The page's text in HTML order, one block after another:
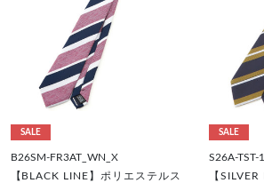
SALE
B26SM-FR3AT_WN_X
【BLACK LINE】ポリエステルス
SALE
S26A-TST-
【